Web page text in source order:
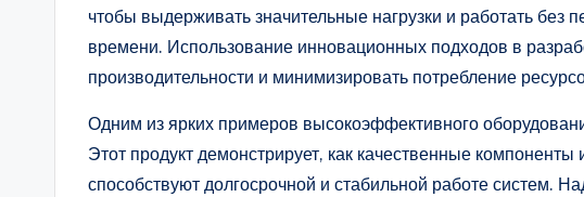
чтобы выдерживать значительные нагрузки и работать без
времени. Использование инновационных подходов в
производительности и минимизировать потребление
Одним из ярких примеров высокоэффективного
Этот продукт демонстрирует, как качественные
способствуют долгосрочной и стабильной работе систем.